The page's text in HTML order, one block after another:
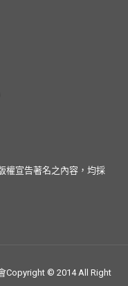
權宣告著名之內容，均採
Copyright © 2014 All Right